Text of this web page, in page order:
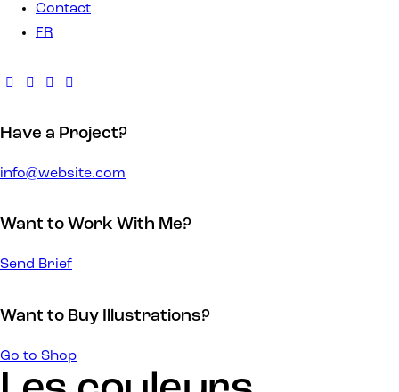
Contact
FR
Have a Project?
info@website.com
Want to Work With Me?
Send Brief
Want to Buy Illustrations?
Go to Shop